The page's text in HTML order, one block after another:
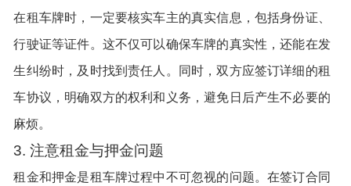
在租车牌时，一定要核实车主的真实信息，包括身份证、
行驶证等证件。这不仅可以确保车牌的真实性，还能在发
生纠纷时，及时找到责任人。同时，双方应签订详细的租
车协议，明确双方的权利和义务，避免日后产生不必要的
麻烦。
3. 注意租金与押金问题
租金和押金是租车牌过程中不可忽视的问题。在签订合同